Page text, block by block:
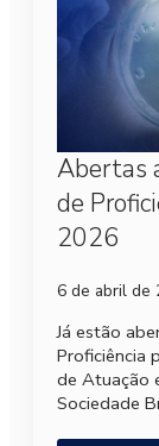
Abertas
de
2026
6 de abril de
Já estão
Proficiência
de Atuação
Sociedade